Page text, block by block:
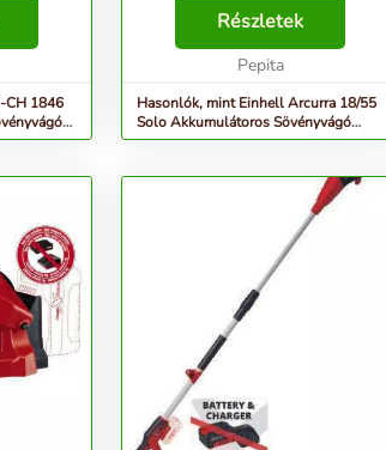
CH 1846
ARCURRA Gyártói cikkszám
3410920 •A Power X-Change
család tagja, 1 db 18 V
Részletek
Pepita
Hasonlók, mint Einhell Arcurra 18/55
Solo Akkumulátoros Sövényvágó
(Akku és tölt...